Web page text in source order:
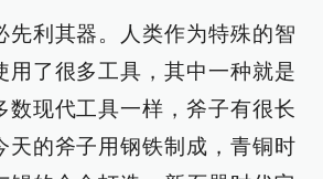
先利其器。人类作为特殊的智
用了很多工具，其中一种就是
数现代工具一样，斧子有很长
天的斧子用钢铁制成，青铜时